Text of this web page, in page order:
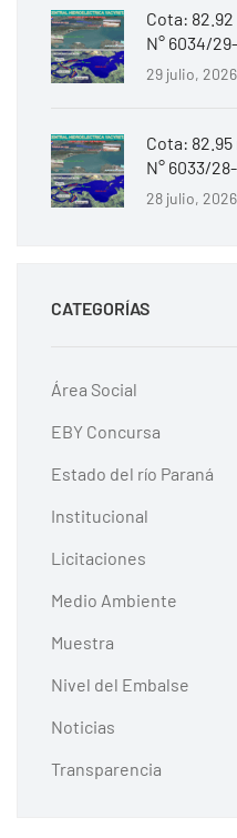
Cota:
N° 6034/
29 julio, 2026
Cota:
N° 6033/
28 julio, 2026
CATEGORÍAS
Área Social
EBY Concursa
Estado del río Paraná
Institucional
Licitaciones
Medio Ambiente
Muestra
Nivel del Embalse
Noticias
Transparencia